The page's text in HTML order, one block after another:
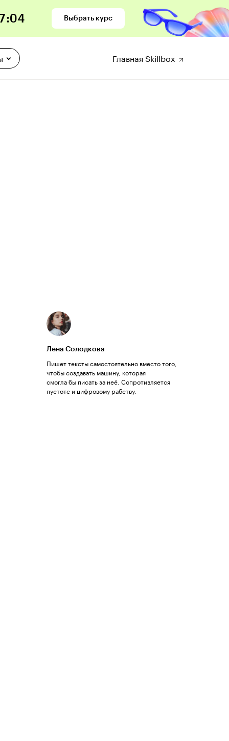
:03 Выбрать курс
Главная Skillbox
Лена Солодкова
Пишет тексты самостоятельно вместо того,
чтобы создавать машину, которая
смогла бы писать за неё. Сопротивляется
пустоте и цифровому рабству.